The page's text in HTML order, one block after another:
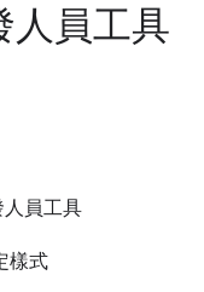
人員工具
員工具
樣式